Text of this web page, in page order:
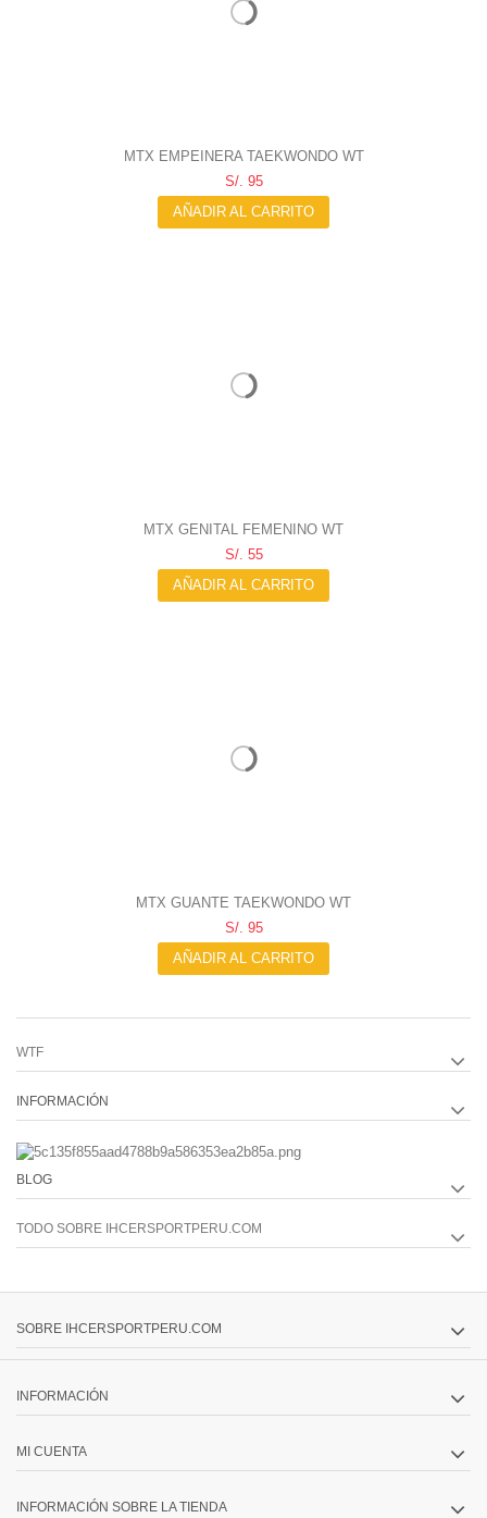
MTX EMPEINERA TAEKWONDO WT
S/. 95
AÑADIR AL CARRITO
MTX GENITAL FEMENINO WT
S/. 55
AÑADIR AL CARRITO
MTX GUANTE TAEKWONDO WT
S/. 95
AÑADIR AL CARRITO
WTF
INFORMACIÓN
BLOG
TODO SOBRE IHCERSPORTPERU.COM
SOBRE IHCERSPORTPERU.COM
INFORMACIÓN
MI CUENTA
INFORMACIÓN SOBRE LA TIENDA